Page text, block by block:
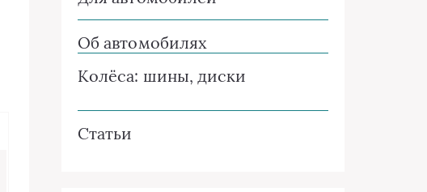
Об автомобилях
Колёса: шины, диски
Статьи